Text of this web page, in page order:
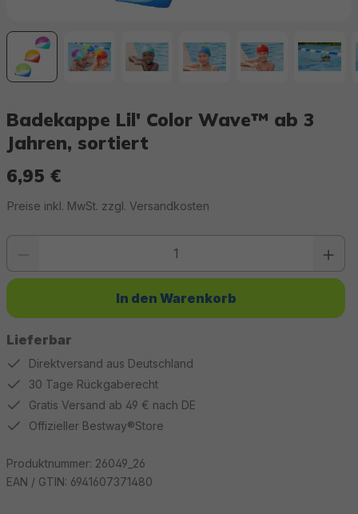
Badekappe Lil' Color Wave™ ab 3
Jahren, sortiert
6,95 €
Preise inkl. MwSt. zzgl. Versandkosten
Lieferbar
Produkt Anzahl: Gib den gewünschten Wert ein oder benutze die
In den Warenkorb
Direktversand aus Deutschland
30 Tage Rückgaberecht
Gratis Versand ab 49 € nach DE
Offizieller Bestway®Store
Produktnummer: 26049_26
EAN / GTIN: 6941607371480